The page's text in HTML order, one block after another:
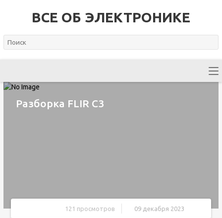
ВСЕ ОБ ЭЛЕКТРОНИКЕ
Разборка FLIR C3
121 просмотров 09 декабря 2023